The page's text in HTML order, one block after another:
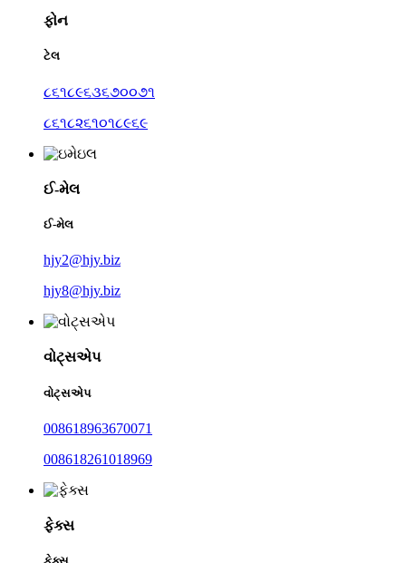
ફોન
ટેલ
૮૬૧૮૯૬૩૬૭૦૦૭૧
૮૬૧૮૨૬૧૦૧૮૯૬૯
ઈ-મેલ
ઈ-મેલ
hjy2@hjy.biz
hjy8@hjy.biz
વોટ્સએપ
વોટ્સએપ
008618963670071
008618261018969
ફેક્સ